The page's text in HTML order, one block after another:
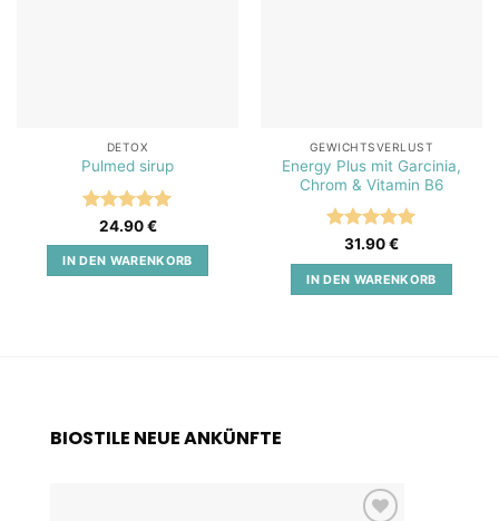
DETOX
Pulmed sirup
Bewertet
mit5von
5
24.90€
IN DEN WARENKORB
GEWICHTSVERLUST
Energy Plus mit Garcinia,
Chrom & Vitamin B6
Bewertet
mit5von
5
31.90€
IN DEN WARENKORB
BIOSTILE NEUE ANKÜNFTE